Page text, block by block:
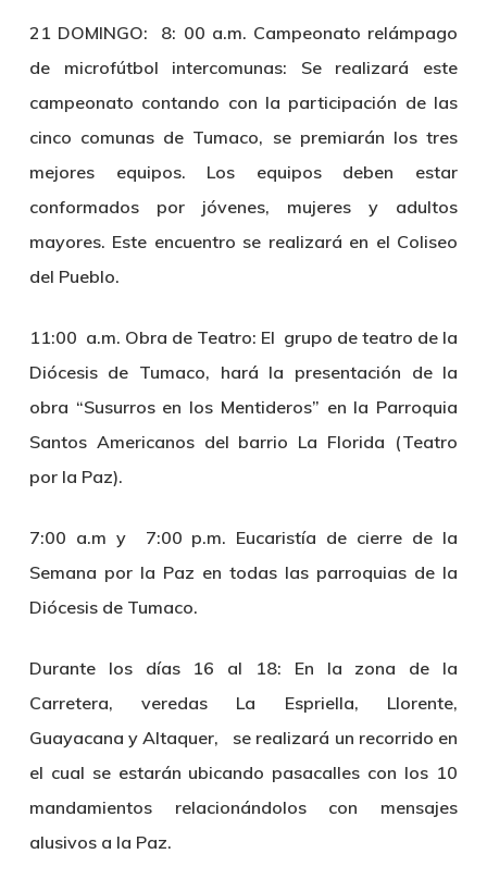
21 DOMINGO: 8: 00 a.m. Campeonato relámpago
de microfútbol intercomunas: Se realizará este
campeonato contando con la participación de las
cinco comunas de Tumaco, se premiarán los tres
mejores equipos. Los equipos deben estar
conformados por jóvenes, mujeres y adultos
mayores. Este encuentro se realizará en el Coliseo
del Pueblo.
11:00 a.m. Obra de Teatro: El grupo de teatro de la
Diócesis de Tumaco, hará la presentación de la
obra “Susurros en los Mentideros” en la Parroquia
Santos Americanos del barrio La Florida (Teatro
por la Paz).
7:00 a.m y 7:00 p.m. Eucaristía de cierre de la
Semana por la Paz en todas las parroquias de la
Diócesis de Tumaco.
Durante los días 16 al 18: En la zona de la
Carretera, veredas La Espriella, Llorente,
Guayacana y Altaquer, se realizará un recorrido en
el cual se estarán ubicando pasacalles con los 10
mandamientos relacionándolos con mensajes
alusivos a la Paz.